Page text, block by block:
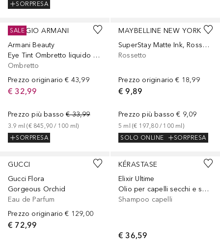
SORPRESA
GIORGIO ARMANI
Armani Beauty
Eye Tint Ombretto liquido a lunga durata
Ombretto
Prezzo originario € 43,99
€ 32,99
Prezzo più basso € 33,99
3.9 ml (€ 845,90 / 100 ml)
SORPRESA
SALE
+18
MAYBELLINE NEW YORK
SuperStay Matte Ink, Rossetto Matte Liquido a Lunga Tenuta
Rossetto
Prezzo originario € 18,99
€ 9,89
Prezzo più basso € 9,09
5 ml (€ 197,80 / 100 ml )
SOLO ONLINE
SORPRESA
GUCCI
Gucci Flora
Gorgeous Orchid
Eau de Parfum
Prezzo originario € 129,00
€ 72,99
KÉRASTASE
Elixir Ultime
Olio per capelli secchi e spenti
Shampoo capelli
€ 36,59
Sponsorizzato